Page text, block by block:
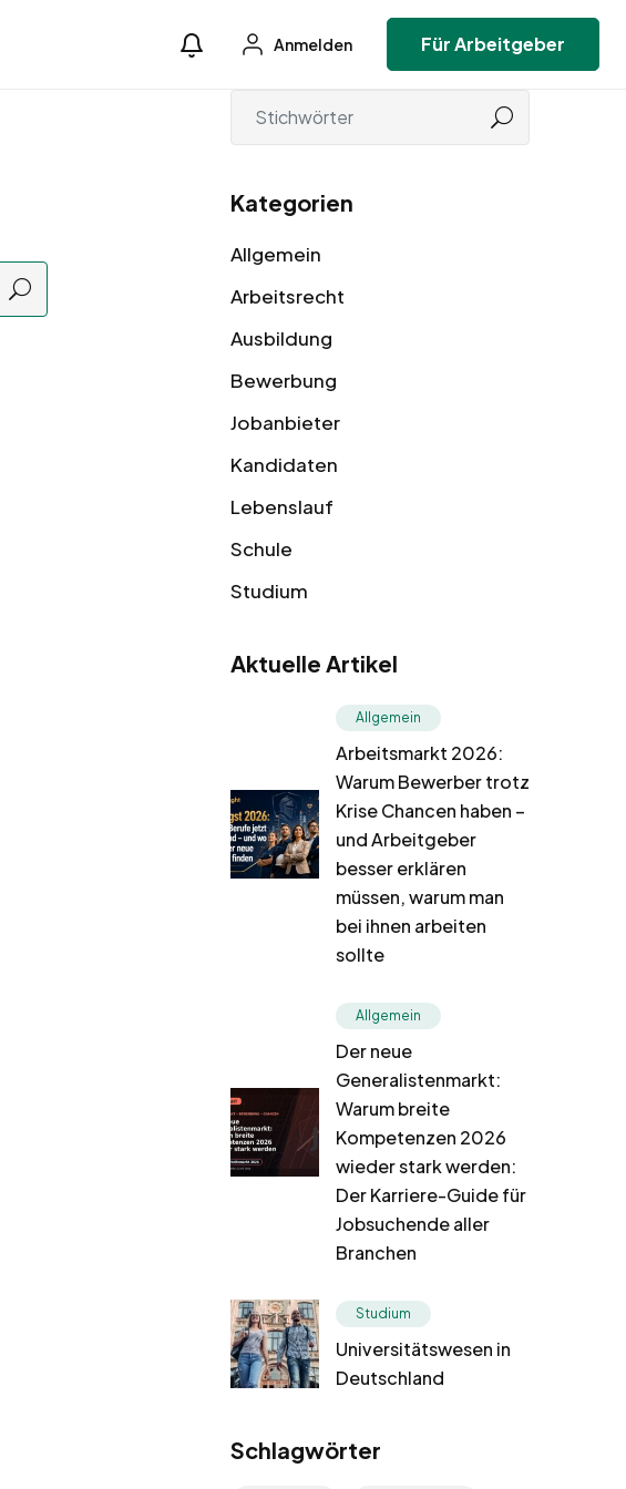
Anmelden Für Arbeitgeber
Kategorien
Allgemein
Arbeitsrecht
Ausbildung
Bewerbung
Jobanbieter
Kandidaten
Lebenslauf
Schule
Studium
Aktuelle Artikel
Allgemein
Arbeitsmarkt 2026:
Warum Bewerber trotz
Krise Chancen haben –
und Arbeitgeber
besser erklären
müssen, warum man
bei ihnen arbeiten
sollte
Allgemein
Der neue
Generalistenmarkt:
Warum breite
Kompetenzen 2026
wieder stark werden:
Der Karriere-Guide für
Jobsuchende aller
Branchen
Studium
Universitätswesen in
Deutschland
Schlagwörter